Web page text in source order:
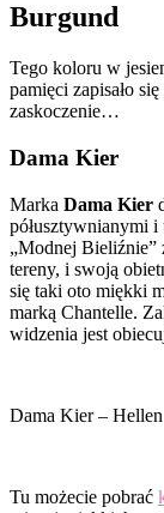
Burgund
Tego koloru w
pamięci zapisało
zaskoczenie…
Dama Kier
Marka Dama Kier
półusztywnianymi
„Modnej Bieliźnie”
tereny, i swoją
się taki oto miękki
marką Chantelle.
widzenia jest
Dama Kier – Hellen
Tu możecie pobrać